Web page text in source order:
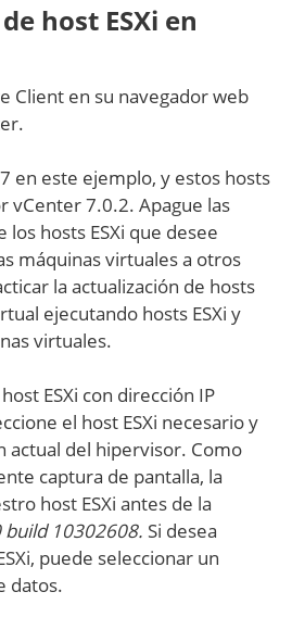
host ESXi en
Client en su navegador web
en este ejemplo, y estos hosts
vCenter 7.0.2. Apague las
hosts ESXi que desee
máquinas virtuales a otros
la actualización de hosts
ejecutando hosts ESXi y
virtuales.
ESXi con dirección IP
el host ESXi necesario y
actual del hipervisor. Como
captura de pantalla, la
host ESXi antes de la
build 10302608. Si desea
puede seleccionar un
datos.